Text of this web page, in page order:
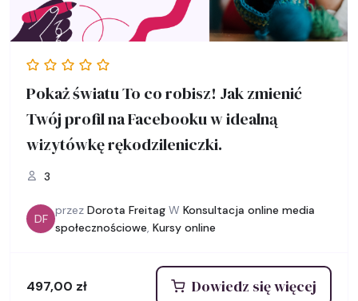
Pokaż światu To co robisz! Jak zmienić
Twój profil na Facebooku w idealną
wizytówkę rękodzileniczki.
3
DF
przez Dorota Freitag W Konsultacja online media
społecznościowe Kursy online
497,00 zł Dowiedz się więcej